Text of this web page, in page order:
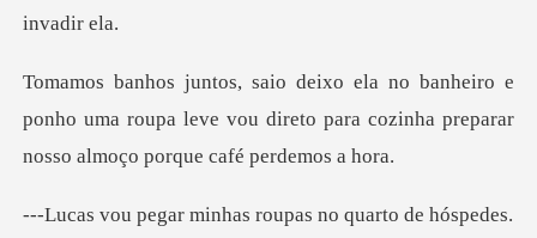
e
ponho uma roupa leve vou direto para cozinha
minhas roupas no